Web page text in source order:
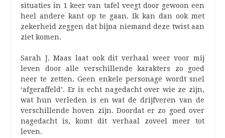
situaties in 1 keer van tafel veegt door gewoon een
heel andere kant op te gaan. Ik kan dan ook met
zekerheid zeggen dat bijna niemand deze twist aan
ziet komen.
Sarah J. Maas laat ook dit verhaal weer voor mij
leven door alle verschillende karakters zo goed
neer te zetten. Geen enkele personage wordt snel
‘afgeraffeld’. Er is echt nagedacht over wie ze zijn,
wat hun verleden is en wat de drijfveren van de
verschillende hoven zijn. Doordat er zo goed over
nagedacht is, komt dit verhaal zoveel meer tot
leven.